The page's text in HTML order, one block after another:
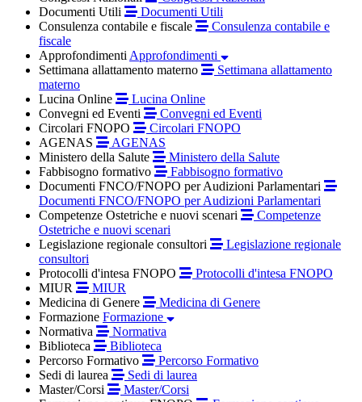
Documenti Utili
Documenti Utili
Consulenza contabile e fiscale
Consulenza contabile e
fiscale
Approfondimenti Approfondimenti
Settimana allattamento materno
Settimana allattamento
materno
Lucina Online
Lucina Online
Convegni ed Eventi
Convegni ed Eventi
Circolari FNOPO
Circolari FNOPO
AGENAS
AGENAS
Ministero della Salute
Ministero della Salute
Fabbisogno formativo
Fabbisogno formativo
Documenti FNCO/FNOPO per Audizioni Parlamentari
Documenti FNCO/FNOPO per Audizioni Parlamentari
Competenze Ostetriche e nuovi scenari
Competenze
Ostetriche e nuovi scenari
Legislazione regionale consultori
Legislazione regionale
consultori
Protocolli d'intesa FNOPO
Protocolli d'intesa FNOPO
MIUR
MIUR
Medicina di Genere
Medicina di Genere
Formazione Formazione
Normativa
Normativa
Biblioteca
Biblioteca
Percorso Formativo
Percorso Formativo
Sedi di laurea
Sedi di laurea
Master/Corsi
Master/Corsi